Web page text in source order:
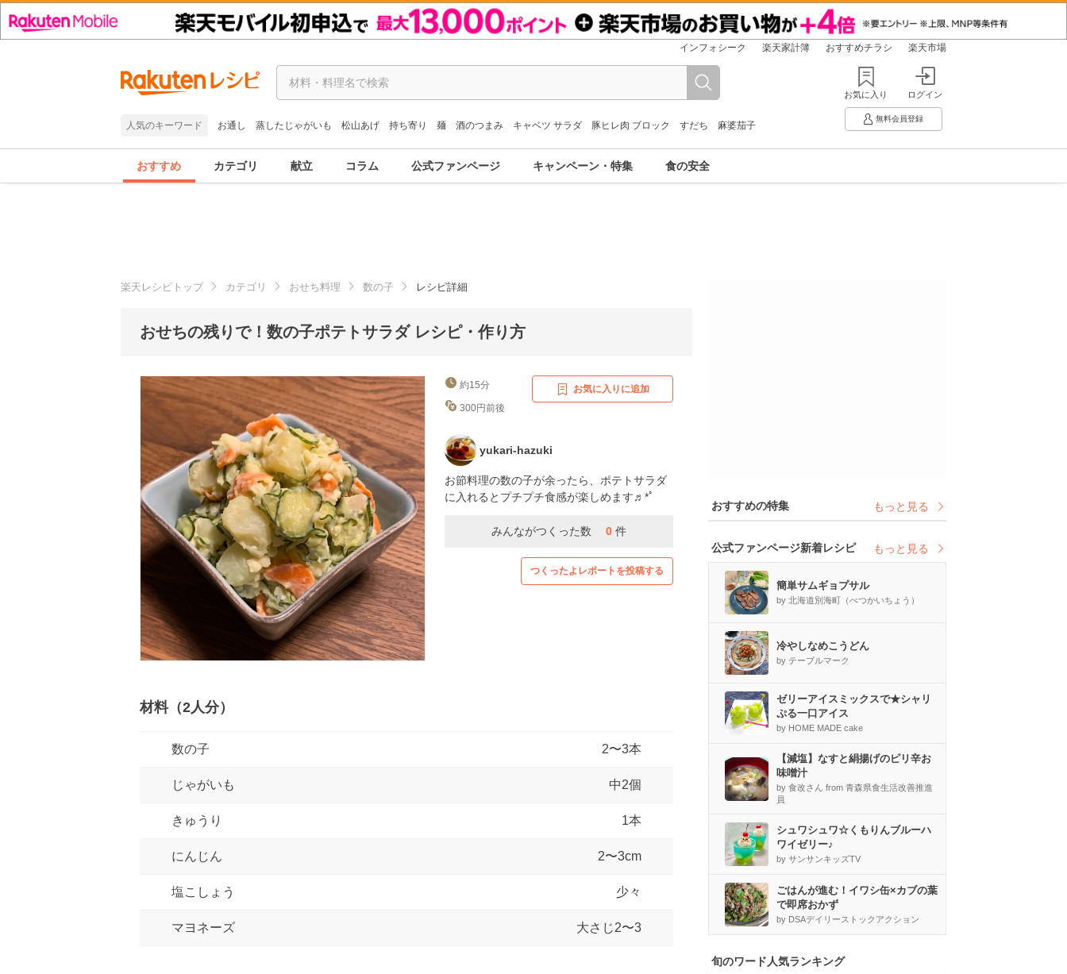
インフォシーク 楽天家計簿 おすすめチラシ 楽天市場
人気のキーワード お通し 蒸したじゃがいも 松山あげ 持ち寄り 麺 酒のつまみ キャベツ サラダ 豚ヒレ肉 ブロック すだち 麻婆茄子
お気に入り ログイン
無料会員登録
おすすめ カテゴリ 献立 コラム 公式ファンページ キャンペーン・特集 食の安全
楽天レシピトップ カテゴリ おせち料理 数の子 レシピ詳細
おせちの残りで！数の子ポテトサラダ レシピ・作り方
約15分
300円前後
お気に入りに追加
yukari-hazuki
お節料理の数の子が余ったら、ポテトサラダ
に入れるとプチプチ食感が楽しめます♬*ﾟ
みんながつくった数 0 件
つくったよレポートを投稿する
材料（2人分）
数の子 2〜3本
じゃがいも 中2個
きゅうり 1本
にんじん 2〜3cm
塩こしょう 少々
マヨネーズ 大さじ2〜3
おすすめの特集 もっと見る
公式ファンページ新着レシピ もっと見る
簡単サムギョプサル
by 北海道別海町（べつかいちょう）
冷やしなめこうどん
by テーブルマーク
ゼリーアイスミックスで★シャリ
ぷる一口アイス
by HOME MADE cake
【減塩】なすと絹揚げのピリ辛お
味噌汁
by 食改さん from 青森県食生活改善推進
員
シュワシュワ☆くもりんブルーハ
ワイゼリー♪
by サンサンキッズTV
ごはんが進む！イワシ缶×カブの葉
で即席おかず
by DSAデイリーストックアクション
旬のワード人気ランキング